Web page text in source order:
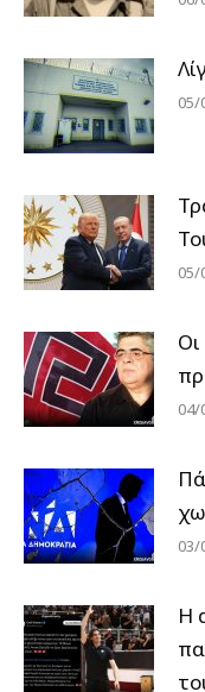
05/
05/
04/
03/
Η